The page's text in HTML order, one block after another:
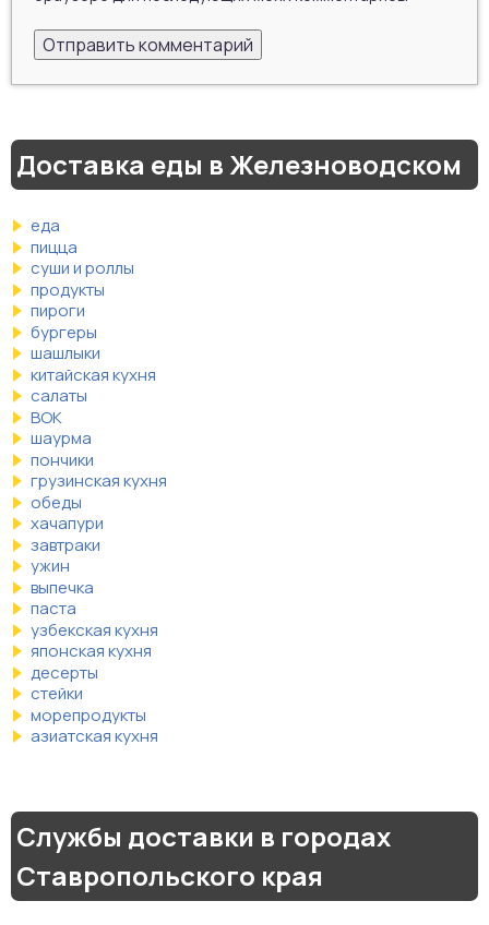
Доставка еды в Железноводском
еда
пицца
суши и роллы
продукты
пироги
бургеры
шашлыки
китайская кухня
салаты
ВОК
шаурма
пончики
грузинская кухня
обеды
хачапури
завтраки
ужин
выпечка
паста
узбекская кухня
японская кухня
десерты
стейки
морепродукты
азиатская кухня
Службы доставки в городах
Ставропольского края